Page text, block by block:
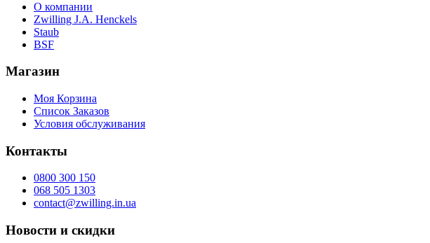
О компании
Zwilling J.A. Henckels
Staub
BSF
Магазин
Моя Корзина
Список Заказов
Условия обслуживания
Контакты
0800 300 150
068 505 1303
contact@zwilling.in.ua
Новости и скидки